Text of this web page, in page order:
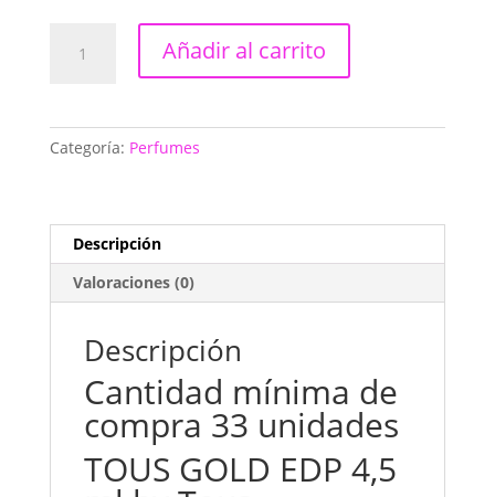
GOLD
+
unidades
Añadir al carrito
Categoría: Perfumes
Descripción
Valoraciones (0)
Descripción
Cantidad mínima de
compra 33 unidades
TOUS GOLD EDP 4,5